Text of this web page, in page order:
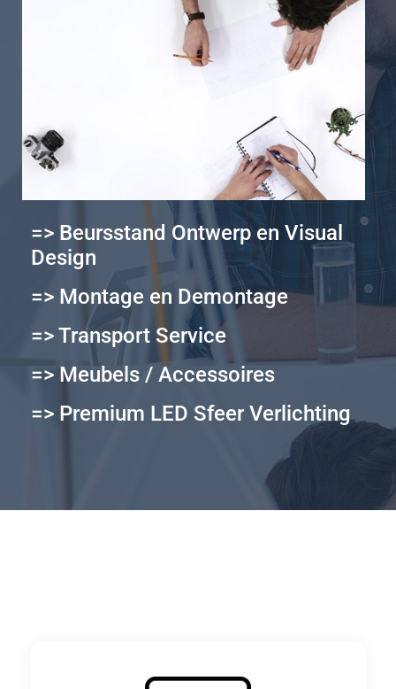
=> Beursstand Ontwerp en Visual
Design
=> Montage en Demontage
=> Transport Service
=> Meubels / Accessoires
=> Premium LED Sfeer Verlichting